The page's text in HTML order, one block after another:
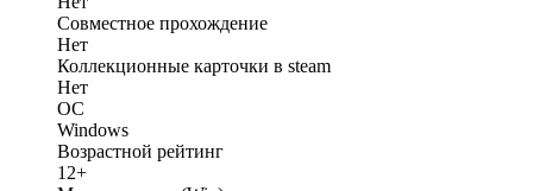
Совместное прохождение
Нет
Коллекционные карточки в steam
Нет
ОС
Windows
Возрастной рейтинг
12+